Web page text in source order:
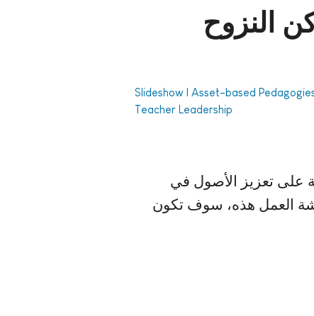
النزوح
Slideshow | Asset-based
Teacher Leadership
على تعزيز الأصول في
العمل ھذه، سوف تكون